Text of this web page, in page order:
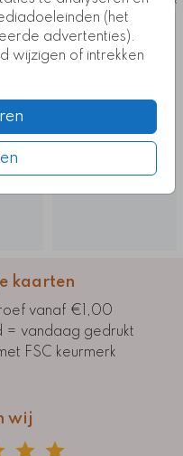
(het
advertenties).
wijzigen of intrekken
kaarten
vanaf €1,00
= vandaag gedrukt
FSC keurmerk
wij